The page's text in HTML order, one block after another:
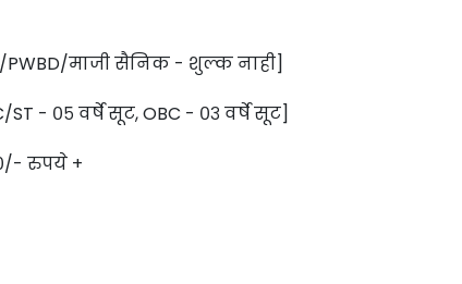
माजी सैनिक - शुल्क नाही]
ST - ०५ वर्षे सूट, OBC - ०३ वर्षे सूट]
रुपये +